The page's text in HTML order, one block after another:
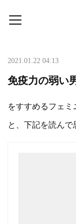
2021.01.22 04:13
免疫力の弱い
をすすめるフェミ
と、下記を読んで